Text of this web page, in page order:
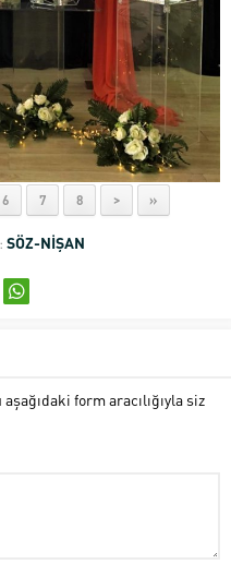
6 7 8 > »
SÖZ-NİŞAN
form aracılığıyla siz